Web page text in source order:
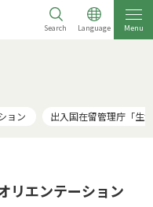
Search Language Menu
ョン 出入国在留管理庁「生
リエンテーション